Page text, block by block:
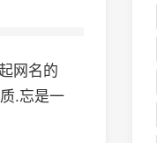
网名的
.忘是一